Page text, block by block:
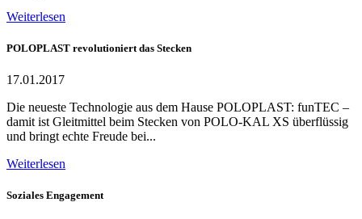
Weiterlesen
POLOPLAST revolutioniert das Stecken
17.01.2017
Die neueste Technologie aus dem Hause POLOPLAST: funTEC –
damit ist Gleitmittel beim Stecken von POLO-KAL XS überflüssig
und bringt echte Freude bei...
Weiterlesen
Soziales Engagement